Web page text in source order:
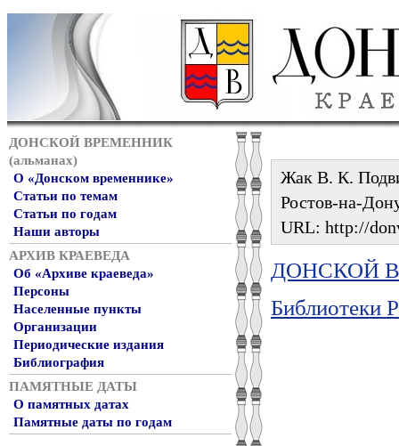
ДОНСКОЙ ВРЕМЕННИК
(альманах)
О «Донском временнике»
Статьи по темам
Статьи по годам
Наши авторы
АРХИВ КРАЕВЕДА
Об «Архиве краеведа»
Персоны
Населенные пункты
Организации
Периодические издания
Библиография
ПАМЯТНЫЕ ДАТЫ
О памятных датах
Памятные даты по годам
Жак В. К.
Ростов-на-
URL: http://
ДОНСКОЙ
Библиотеки